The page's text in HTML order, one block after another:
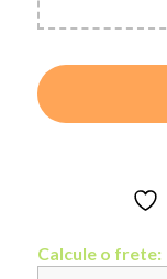
Calcule o frete: